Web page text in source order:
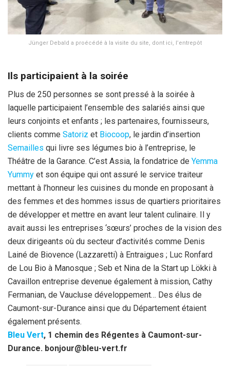
Jünger Debald a proécédé à la visite du site, dont ici, l’entrepôt
Ils participaient à la soirée
Plus de 250 personnes se sont pressé à la soirée à
laquelle participaient l’ensemble des salariés ainsi que
leurs conjoints et enfants ; les partenaires, fournisseurs,
clients comme Satoriz et Biocoop, le jardin d’insertion
Semailles qui livre ses légumes bio à l’entreprise, le
Théâtre de la Garance. C’est Assia, la fondatrice de Yemma
Yummy et son équipe qui ont assuré le service traiteur
mettant à l’honneur les cuisines du monde en proposant à
des femmes et des hommes issus de quartiers prioritaires
de développer et mettre en avant leur talent culinaire. Il y
avait aussi les entreprises ‘sœurs’ proches de la vision des
deux dirigeants où du secteur d’activités comme Denis
Lainé de Biovence (Lazzaretti) à Entraigues ; Luc Ronfard
de Lou Bio à Manosque ; Seb et Nina de la Start up Lökki à
Cavaillon entreprise devenue également à mission, Cathy
Fermanian, de Vaucluse développement… Des élus de
Caumont-sur-Durance ainsi que du Département étaient
également présents.
Bleu Vert, 1 chemin des Régentes à Caumont-sur-
Durance. bonjour@bleu-vert.fr